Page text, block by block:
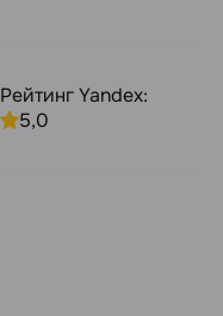
Рейтинг Yandex:
5,0